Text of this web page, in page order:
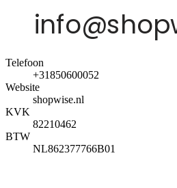
Telefoon
+31850600052
Website
shopwise.nl
KVK
82210462
BTW
NL862377766B01